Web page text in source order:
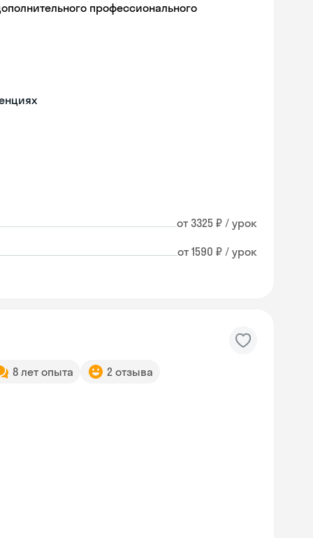
профессионального
от 3325 ₽ / урок
от 1590 ₽ / урок
8 лет опыта 2 отзыва